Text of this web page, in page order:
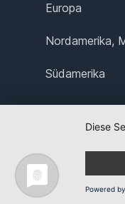
Europa
Nordamerika,
Südamerika
Diese
Powered by